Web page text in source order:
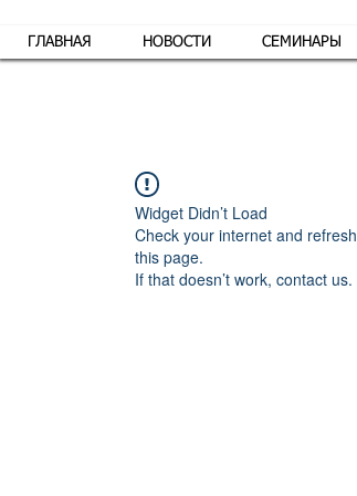
ГЛАВНАЯ НОВОСТИ СЕМИНАРЫ
Widget Didn’t Load
Check your internet and refresh
this page.
If that doesn’t work, contact us.